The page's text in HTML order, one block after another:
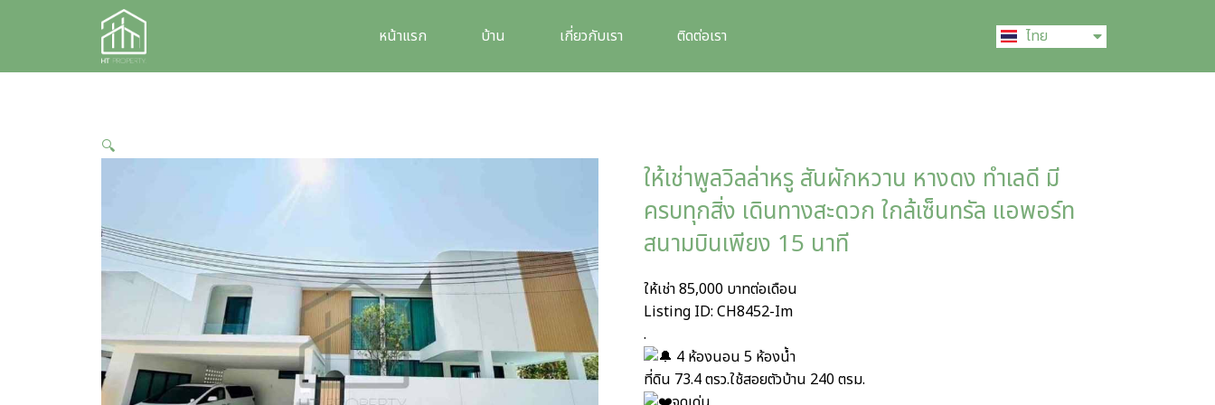
หน้าแรก บ้าน เกี่ยวกับเรา ติดต่อเรา ไทย
中文 (中国)
🔍
ให้เช่าพูลวิลล่าหรู สันผักหวาน หางดง ทำเลดี มี
ครบทุกสิ่ง เดินทางสะดวก ใกล้เซ็นทรัล เเอพอร์ท
สนามบินเพียง 15 นาที
ให้เช่า 85,000 บาทต่อเดือน
Listing ID: CH8452-Im
.
4 ห้องนอน 5 ห้องน้ำ
ที่ดิน 73.4 ตรว.ใช้สอยตัวบ้าน 240 ตรม.